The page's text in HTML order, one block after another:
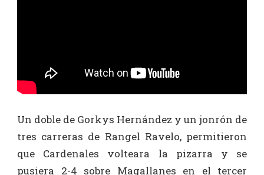
Un doble de Gorkys Hernández y un jonrón de
tres carreras de Rangel Ravelo, permitieron
que Cardenales volteara la pizarra y se
pusiera 2-4 sobre Magallanes en el tercer